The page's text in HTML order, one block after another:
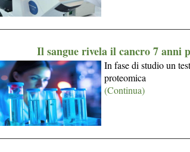
Il sangue rivela il cancro 7 anni
In fase di studio un
proteomica
(Continua)